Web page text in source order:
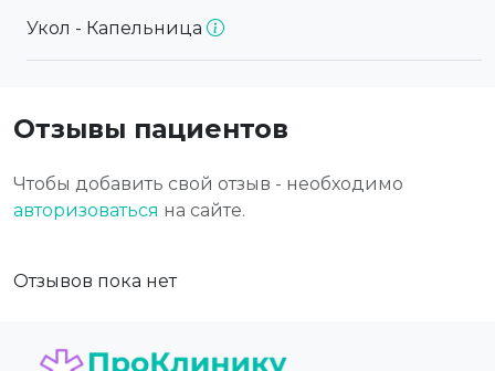
Укол - Капельница
Отзывы пациентов
Чтобы добавить свой отзыв - необходимо
авторизоваться на сайте.
Отзывов пока нет